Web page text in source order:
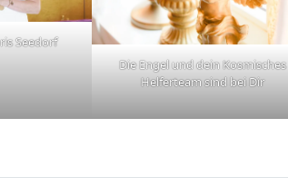
Seedorf
Die Engel und dein Kosmisches
Helferteam sind bei Dir